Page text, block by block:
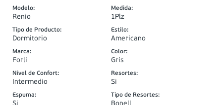
Modelo:
Renio
Medida:
1Plz
Tipo de Producto:
Dormitorio
Estilo:
Americano
Marca:
Forli
Color:
Gris
Nivel de Confort:
Intermedio
Resortes:
Si
Espuma: Tipo de Resortes: